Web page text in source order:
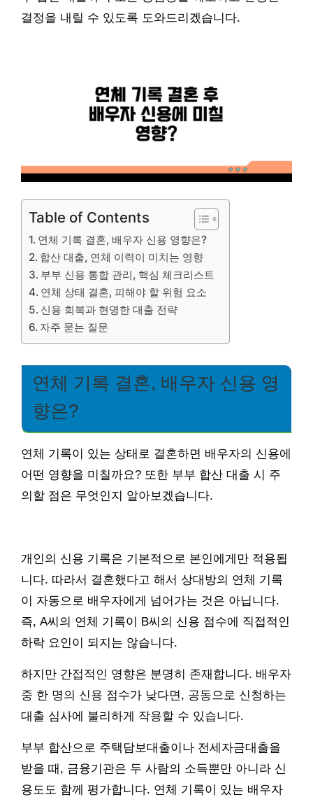
결정을 내릴 수 있도록 도와드리겠습니다.
Table of Contents
연체 기록 결혼, 배우자 신용 영향은?
합산 대출, 연체 이력이 미치는 영향
부부 신용 통합 관리, 핵심 체크리스트
연체 상태 결혼, 피해야 할 위험 요소
신용 회복과 현명한 대출 전략
자주 묻는 질문
연체 기록 결혼, 배우자 신용 영
향은?
연체 기록이 있는 상태로 결혼하면 배우자의 신용에
어떤 영향을 미칠까요? 또한 부부 합산 대출 시 주
의할 점은 무엇인지 알아보겠습니다.
개인의 신용 기록은 기본적으로 본인에게만 적용됩
니다. 따라서 결혼했다고 해서 상대방의 연체 기록
이 자동으로 배우자에게 넘어가는 것은 아닙니다.
즉, A씨의 연체 기록이 B씨의 신용 점수에 직접적인
하락 요인이 되지는 않습니다.
하지만 간접적인 영향은 분명히 존재합니다. 배우자
중 한 명의 신용 점수가 낮다면, 공동으로 신청하는
대출 심사에 불리하게 작용할 수 있습니다.
부부 합산으로 주택담보대출이나 전세자금대출을
받을 때, 금융기관은 두 사람의 소득뿐만 아니라 신
용도도 함께 평가합니다. 연체 기록이 있는 배우자